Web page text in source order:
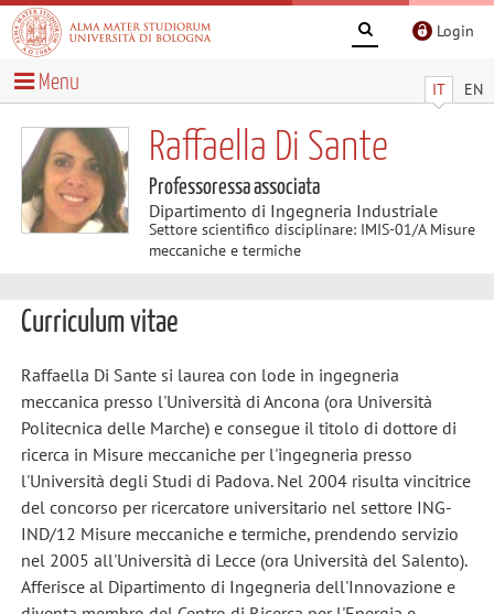
Login
IT EN
Menu
Raffaella Di Sante
Professoressa associata
Dipartimento di Ingegneria Industriale
Settore scientifico disciplinare: IMIS-01/A Misure
meccaniche e termiche
Curriculum vitae
Raffaella Di Sante si laurea con lode in ingegneria
meccanica presso l'Università di Ancona (ora Università
Politecnica delle Marche) e consegue il titolo di dottore di
ricerca in Misure meccaniche per l'ingegneria presso
l'Università degli Studi di Padova. Nel 2004 risulta vincitrice
del concorso per ricercatore universitario nel settore ING-
IND/12 Misure meccaniche e termiche, prendendo servizio
nel 2005 all'Università di Lecce (ora Università del Salento).
Afferisce al Dipartimento di Ingegneria dell'Innovazione e